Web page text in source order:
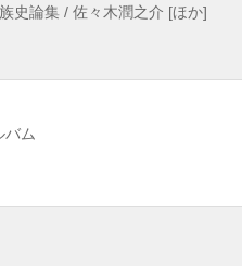
史論集 / 佐々木潤之介 [ほか]
バム